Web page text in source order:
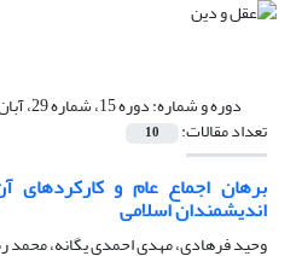
دوره و شماره:دوره 15، شماره 29، آبان 1402، صفحه 1-300
تعداد مقالات: 10
برهان اجماع عام و کارکردهای
اندیشمندان اسلامی
وحید فرهادی، مهدی احمدی یگانه، محمد